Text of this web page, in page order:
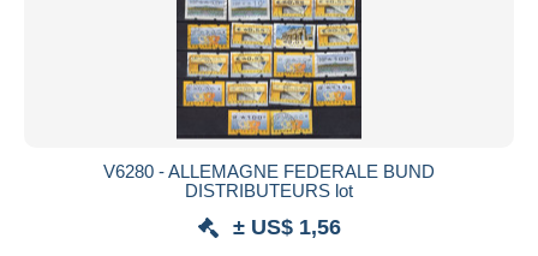
V6280 - ALLEMAGNE FEDERALE BUND
DISTRIBUTEURS lot
± US$ 1,56